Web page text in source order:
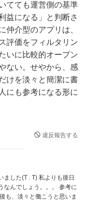
てても運営側の基準
益になる」と判断さ
仲介型のアプリは、
評価をフィルタリン
いに比較的オープン
ない。せやから、感
けを淡々と簡潔に書
にも参考になる形に
違反報告する
した(T . T) 私よりも後日
なんでしょう。。。 参考に
も、淡々と働こうと思いま